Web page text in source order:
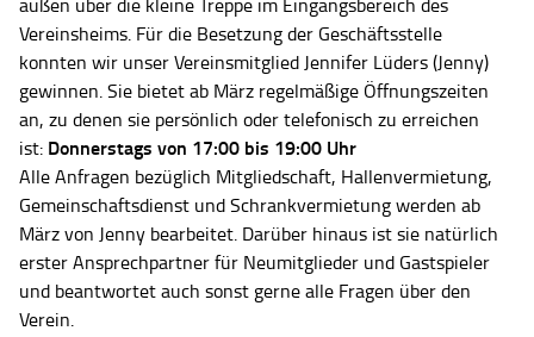
außen über die kleine Treppe im Eingangsbereich des
Vereinsheims. Für die Besetzung der Geschäftsstelle
konnten wir unser Vereinsmitglied Jennifer Lüders (Jenny)
gewinnen. Sie bietet ab März regelmäßige Öffnungszeiten
an, zu denen sie persönlich oder telefonisch zu erreichen
ist: Donnerstags von 17:00 bis 19:00 Uhr
Alle Anfragen bezüglich Mitgliedschaft, Hallenvermietung,
Gemeinschaftsdienst und Schrankvermietung werden ab
März von Jenny bearbeitet. Darüber hinaus ist sie natürlich
erster Ansprechpartner für Neumitglieder und Gastspieler
und beantwortet auch sonst gerne alle Fragen über den
Verein.